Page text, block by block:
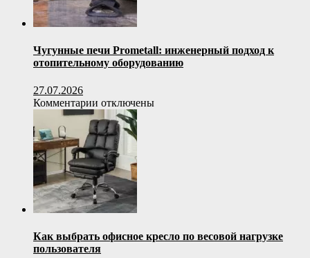
Чугунные печи Prometall: инженерный подход к
отопительному оборудованию
27.07.2026
Комментарии к
записи
Чугунные
печи
Prometall:
инженерный
подход
к
отопительному
оборудованию
отключены
Как выбрать офисное кресло по весовой нагрузке
пользователя